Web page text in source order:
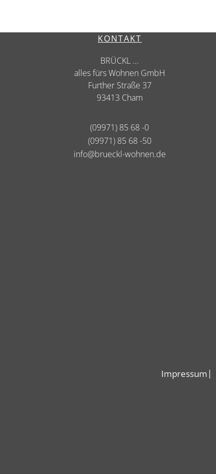
KONTAKT
BRÜCKL ...
alles fürs Wohnen GmbH
Further Straße 37
93413 Cham
(09971) 85 68 -0
(09971) 85 68 -50
info@brueckl-wohnen.de
Impressum